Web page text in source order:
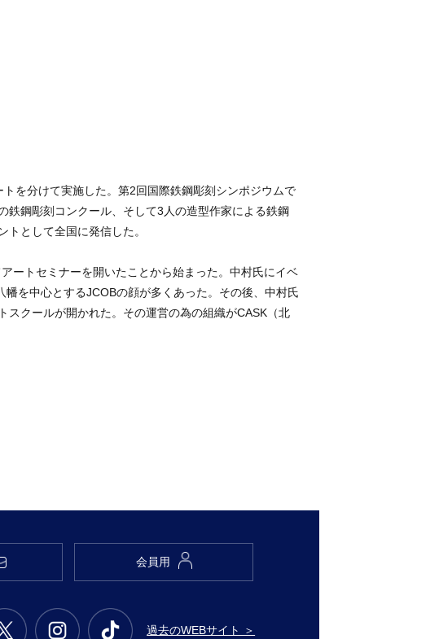
を分けて実施した。第2回国際鉄鋼彫刻シンポジウムで
鉄鋼彫刻コンクール、そして3人の造型作家による鉄鋼
として全国に発信した。
ートセミナーを開いたことから始まった。中村氏にイベ
を中心とするJCOBの顔が多くあった。その後、中村氏
クールが開かれた。その運営の為の組織がCASK（北
会員用
過去のWEBサイト ＞